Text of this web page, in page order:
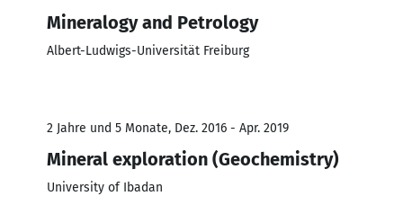
Mineralogy and Petrology
Albert-Ludwigs-Universität Freiburg
2 Jahre und 5 Monate, Dez. 2016 - Apr. 2019
Mineral exploration (Geochemistry)
University of Ibadan